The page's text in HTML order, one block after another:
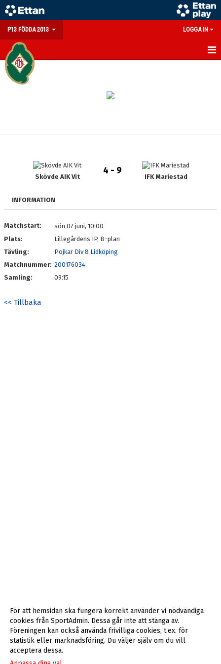
P13 FÖDDA 2013 LOGGA IN
HEM
BILDGALLERI
DOKUMENT
Skövde AIK Vit
4 - 9
IFK Mariestad
INFORMATION
Matchstart:
sön 07 juni, 10:00
Plats:
Lillegårdens IP, B-plan
Tävling:
Pojkar Div 8 Lidköping
Matchnummer: 200176034
Samling:
09:15
<< Tillbaka
För att hemsidan ska fungera korrekt använder vi nödvändiga
cookies från SportAdmin. Dessa går inte att stänga av.
Föreningen kan också använda frivilliga cookies, t.ex. för
statistik eller marknadsföring. Du väljer själv om du vill
acceptera dessa.